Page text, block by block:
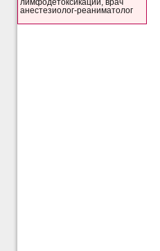
лимфодетоксикации, врач
анестезиолог-реаниматолог